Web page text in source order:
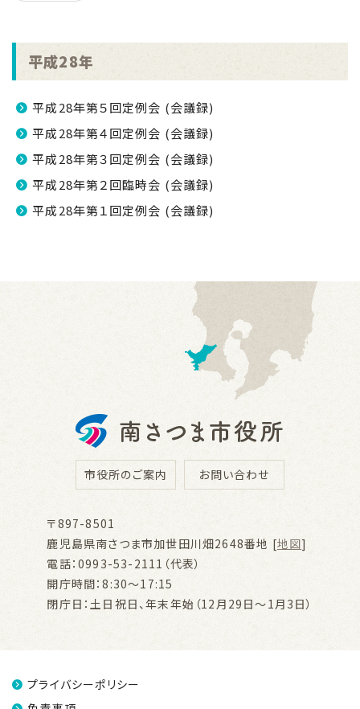
平成28年
平成28年第５回定例会 (会議録)
平成28年第４回定例会 (会議録)
平成28年第３回定例会 (会議録)
平成28年第２回臨時会 (会議録)
平成28年第１回定例会 (会議録)
市役所のご案内 お問い合わせ
〒897-8501
鹿児島県南さつま市加世田川畑2648番地 [地図]
電話：0993-53-2111（代表）
開庁時間：8:30～17:15
閉庁日：土日祝日、年末年始（12月29日～1月3日）
プライバシーポリシー